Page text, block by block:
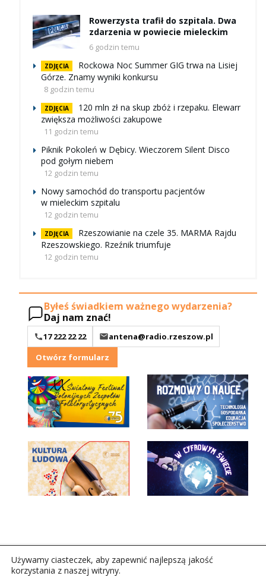
Rowerzysta trafił do szpitala. Dwa
zdarzenia w powiecie mieleckim
6 godzin temu
ZDJĘCIA
Rockowa Noc Summer GIG trwa na Lisiej
Górze. Znamy wyniki konkursu
8 godzin temu
ZDJĘCIA
120 mln zł na skup zbóż i rzepaku. Elewarr
zwiększa możliwości zakupowe
11 godzin temu
Piknik Pokoleń w Dębicy. Wieczorem Silent Disco
pod gołym niebem
12 godzin temu
Nowy samochód do transportu pacjentów
w mieleckim szpitalu
12 godzin temu
ZDJĘCIA
Rzeszowianie na czele 35. MARMA Rajdu
Rzeszowskiego. Rzeźnik triumfuje
12 godzin temu
Byłeś świadkiem ważnego wydarzenia?
Daj nam znać!
17 222 22 22
antena@radio.rzeszow.pl
Otwórz formularz
Używamy ciasteczek, aby zapewnić najlepszą jakość
korzystania z naszej witryny.